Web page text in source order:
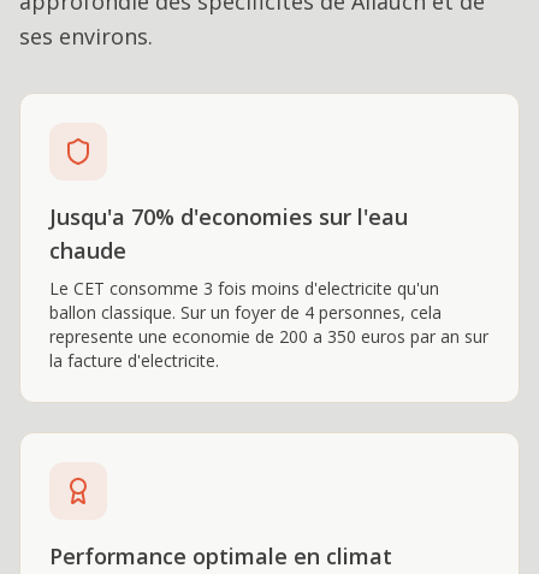
ses environs.
Jusqu'a 70% d'economies sur l'eau
chaude
Le CET consomme 3 fois moins d'electricite qu'un
ballon classique. Sur un foyer de 4 personnes, cela
represente une economie de 200 a 350 euros par an sur
la facture d'electricite.
Performance optimale en climat